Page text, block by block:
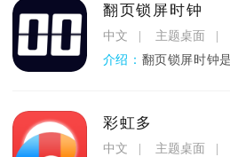
翻页锁屏时钟
中文 主题桌面
介绍： 翻页锁屏时钟是一款设计
彩虹多
中文 主题桌面